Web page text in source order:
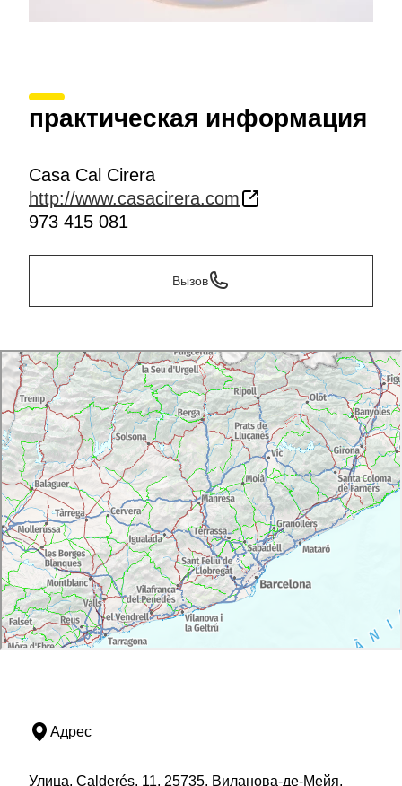
практическая информация
Casa Cal Cirera
http://www.casacirera.com
973 415 081
Вызов
Адрес
Улица, Calderés, 11, 25735, Виланова-де-Мейя,